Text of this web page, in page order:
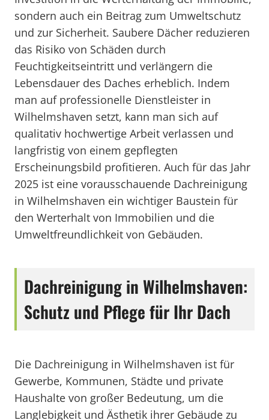
sondern auch ein Beitrag zum Umweltschutz
und zur Sicherheit. Saubere Dächer reduzieren
das Risiko von Schäden durch
Feuchtigkeitseintritt und verlängern die
Lebensdauer des Daches erheblich. Indem
man auf professionelle Dienstleister in
Wilhelmshaven setzt, kann man sich auf
qualitativ hochwertige Arbeit verlassen und
langfristig von einem gepflegten
Erscheinungsbild profitieren. Auch für das Jahr
2025 ist eine vorausschauende Dachreinigung
in Wilhelmshaven ein wichtiger Baustein für
den Werterhalt von Immobilien und die
Umweltfreundlichkeit von Gebäuden.
Dachreinigung in Wilhelmshaven:
Schutz und Pflege für Ihr Dach
Die Dachreinigung in Wilhelmshaven ist für
Gewerbe, Kommunen, Städte und private
Haushalte von großer Bedeutung, um die
Langlebigkeit und Ästhetik ihrer Gebäude zu